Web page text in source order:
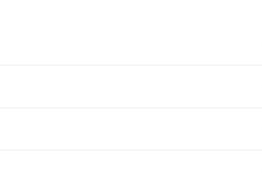
y Educación
de Recursos Humanos
de Empresas (MBA)